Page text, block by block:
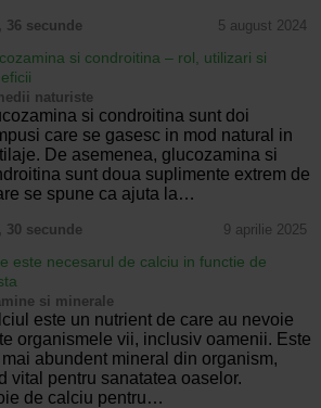
36 secunde 5 august 2024
si condroitina – rol, utilizari si
naturiste
si condroitina sunt doi
care se gasesc in mod natural in
De asemenea, glucozamina si
sunt doua suplimente extrem de
se spune ca ajuta la…
30 secunde 9 aprilie 2025
este necesarul de calciu in functie de
si minerale
este un nutrient de care au nevoie
organismele vii, inclusiv oamenii. Este
abundent mineral din organism,
vital pentru sanatatea oaselor.
de calciu pentru…